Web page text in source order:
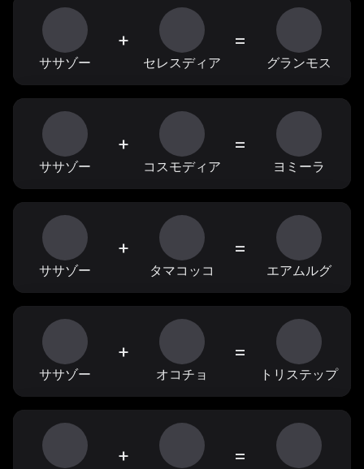
ササゾー
+
セレスディア
=
グランモス
ササゾー
+
コスモディア
=
ヨミーラ
ササゾー
+
タマコッコ
=
エアムルグ
ササゾー
+
オコチョ
=
トリステップ
+ =